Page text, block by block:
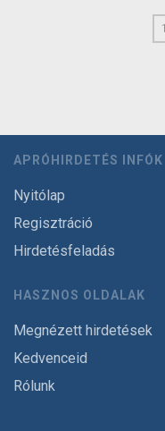
1
APRÓHIRDETÉS INFÓK
Nyitólap
Regisztráció
Hirdetésfeladás
HASZNOS OLDALAK
Megnézett hirdetések
Kedvenceid
Rólunk